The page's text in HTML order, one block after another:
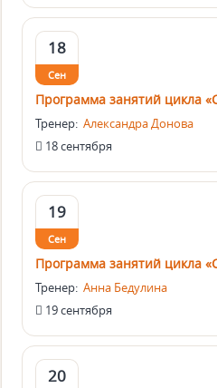
18
Сен
Программа занятий цикла
Тренер: Александра Донова
18 сентября
19
Сен
Программа занятий цикла
Тренер: Анна Бедулина
19 сентября
20